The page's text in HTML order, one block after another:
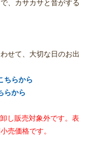
、カサカサと音がする
せて、大切な日のお出
ちらから
らから
し販売対象外です。表
売価格です。